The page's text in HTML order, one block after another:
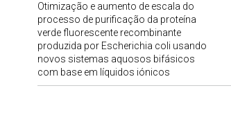
Otimização e aumento de escala do
processo de purificação da proteína
verde fluorescente recombinante
produzida por Escherichia coli usando
novos sistemas aquosos bifásicos
com base em líquidos iónicos